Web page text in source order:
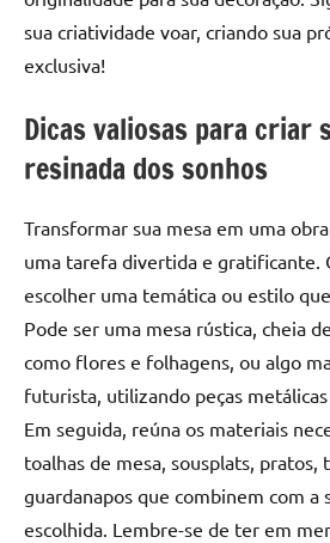
sua criatividade voar, criando sua
exclusiva!
Dicas valiosas para criar
resinada dos sonhos
Transformar sua mesa em uma
uma tarefa divertida e gratificante.
escolher uma temática ou estilo
Pode ser uma mesa rústica, cheia
como flores e folhagens, ou algo
futurista, utilizando peças
Em seguida, reúna os materiais
toalhas de mesa, sousplats, pratos,
guardanapos que combinem com a
escolhida. Lembre-se de ter em